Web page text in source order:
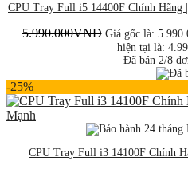
CPU Tray Full i5 14400F Chính Hãng
5.990.000VNĐ Giá gốc là:
hiện tại là:
Đã bán 2/8
-25%
CPU Tray Full i3 14100F Chính